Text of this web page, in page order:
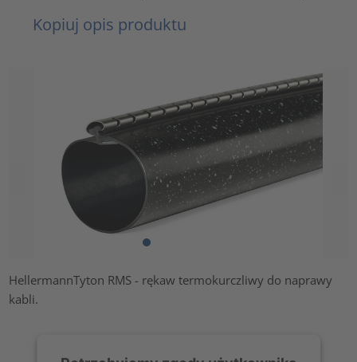
Kopiuj opis produktu
HellermannTyton RMS - rękaw termokurczliwy do naprawy
kabli.